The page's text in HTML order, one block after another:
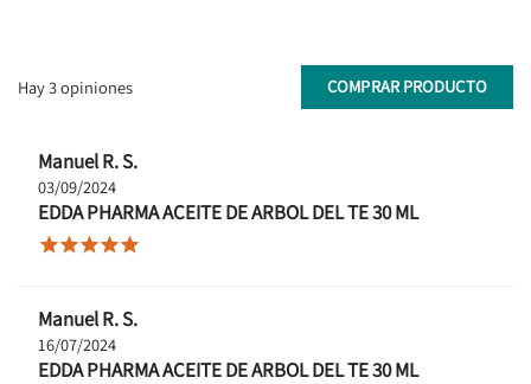
Hay 3 opiniones COMPRAR PRODUCTO
Manuel R. S.
03/09/2024
EDDA PHARMA ACEITE DE ARBOL DEL TE 30 ML

Manuel R. S.
16/07/2024
EDDA PHARMA ACEITE DE ARBOL DEL TE 30 ML